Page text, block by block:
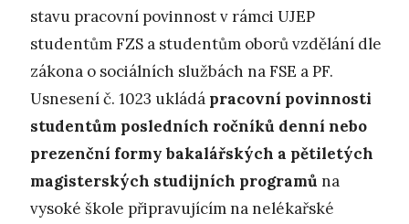
stavu pracovní povinnost v rámci UJEP
studentům FZS a studentům oborů vzdělání dle
zákona o sociálních službách na FSE a PF.
Usnesení č. 1023 ukládá pracovní povinnosti
studentům posledních ročníků denní nebo
prezenční formy bakalářských a pětiletých
magisterských studijních programů na
vysoké škole připravujícím na nelékařské